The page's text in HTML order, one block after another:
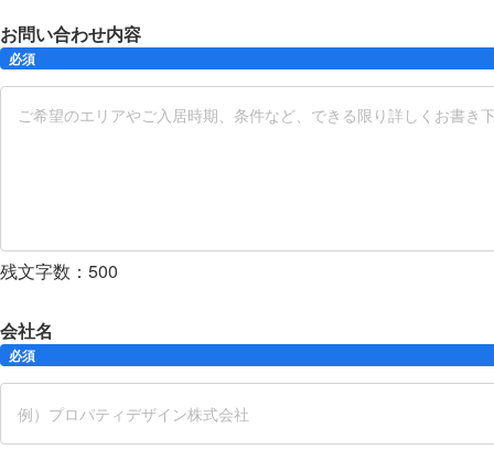
お問い合わせ内容
必須
残文字数： 500
会社名
必須